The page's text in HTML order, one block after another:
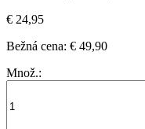
€ 24,95
Bežná cena: € 49,90
Množ.: